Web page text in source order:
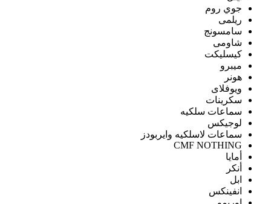
جوي روم
ريلمى
سامسونج
شاومى
كيسليكت
ميبرو
هونر
ويوفلاى
سكرينات
سماعات سلكيه
لوجيكس
سماعات لاسلكيه وايربودز
CMF NOTHING
أمايا
أنكر
ابل
انفينكس